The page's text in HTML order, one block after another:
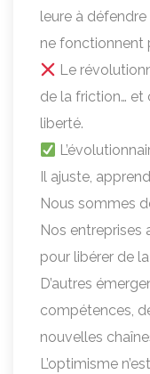
leure à
ne fonctionnent
Le
de la friction… et
liberté.
Il ajuste,
Nous sommes
Nos entreprises
pour libérer de
D’autres
compétences,
nouvelles
L’optimisme